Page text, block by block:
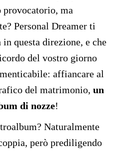
ma
Personal Dreamer ti
questa direzione, e che
del vostro giorno
affiancare al
del matrimonio, un
di nozze!
Naturalmente
però prediligendo